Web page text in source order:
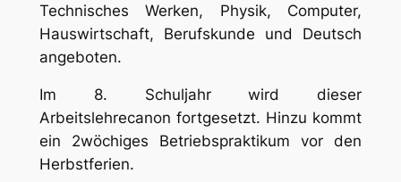
Technisches Werken, Physik, Computer,
Hauswirtschaft, Berufskunde und Deutsch
angeboten.
Im 8. Schuljahr wird dieser
Arbeitslehrecanon fortgesetzt. Hinzu kommt
ein 2wöchiges Betriebspraktikum vor den
Herbstferien.